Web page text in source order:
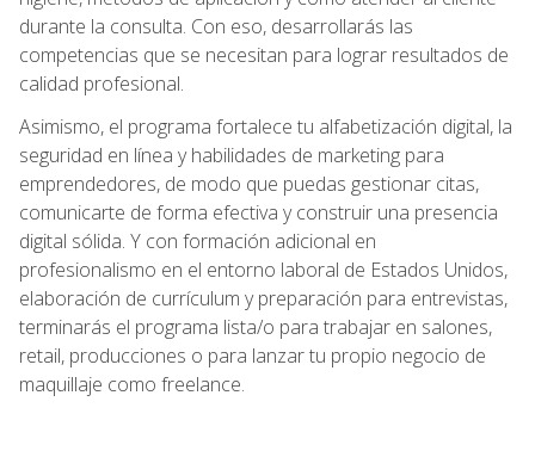
durante la consulta. Con eso, desarrollarás las
competencias que se necesitan para lograr resultados de
calidad profesional.
Asimismo, el programa fortalece tu alfabetización digital, la
seguridad en línea y habilidades de marketing para
emprendedores, de modo que puedas gestionar citas,
comunicarte de forma efectiva y construir una presencia
digital sólida. Y con formación adicional en
profesionalismo en el entorno laboral de Estados Unidos,
elaboración de currículum y preparación para entrevistas,
terminarás el programa lista/o para trabajar en salones,
retail, producciones o para lanzar tu propio negocio de
maquillaje como freelance.